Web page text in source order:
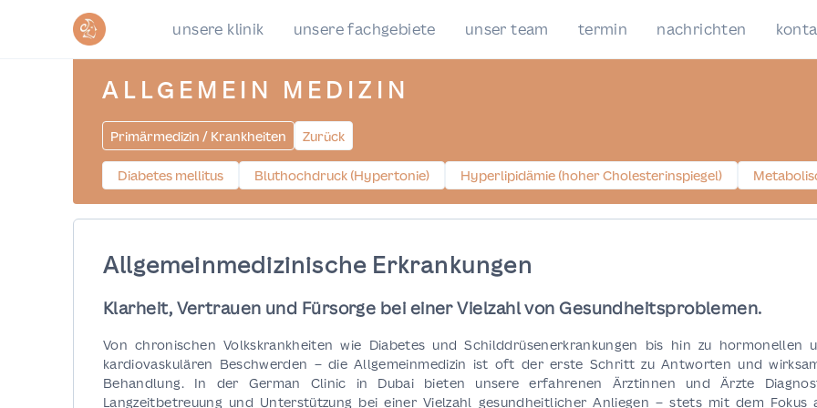
unsere klinik unsere fachgebiete unser team termin nachrichten
ALLGEMEIN MEDIZIN
Primärmedizin / Krankheiten Zurück
Diabetes mellitus Bluthochdruck (Hypertonie) Hyperlipidämie (hoher Cholesterinspiegel)
Allgemeinmedizinische Erkrankungen
Klarheit, Vertrauen und Fürsorge bei einer Vielzahl von Gesundheitsproblemen.
Von chronischen Volkskrankheiten wie Diabetes und Schilddrüsenerkrankungen bis hin zu hormonellen
kardiovaskulären Beschwerden – die Allgemeinmedizin ist oft der erste Schritt zu Antworten und
Behandlung. In der German Clinic in Dubai bieten unsere erfahrenen Ärztinnen und Ärzte
Langzeitbetreuung und Unterstützung bei einer Vielzahl gesundheitlicher Anliegen – stets mit dem Fokus